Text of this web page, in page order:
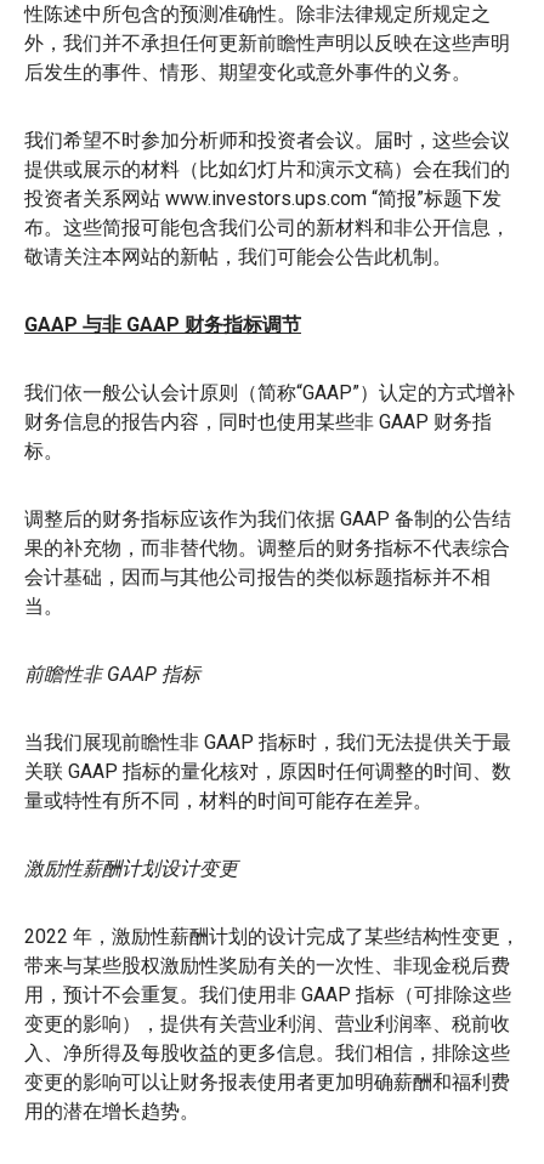
性陈述中所包含的预测准确性。除非法律规定所规定之
外，我们并不承担任何更新前瞻性声明以反映在这些声明
后发生的事件、情形、期望变化或意外事件的义务。
我们希望不时参加分析师和投资者会议。届时，这些会议
提供或展示的材料（比如幻灯片和演示文稿）会在我们的
投资者关系网站 www.investors.ups.com “简报”标题下发
布。这些简报可能包含我们公司的新材料和非公开信息，
敬请关注本网站的新帖，我们可能会公告此机制。
GAAP 与非 GAAP 财务指标调节
我们依一般公认会计原则（简称“GAAP”）认定的方式增补
财务信息的报告内容，同时也使用某些非 GAAP 财务指
标。
调整后的财务指标应该作为我们依据 GAAP 备制的公告结
果的补充物，而非替代物。调整后的财务指标不代表综合
会计基础，因而与其他公司报告的类似标题指标并不相
当。
前瞻性非 GAAP 指标
当我们展现前瞻性非 GAAP 指标时，我们无法提供关于最
关联 GAAP 指标的量化核对，原因时任何调整的时间、数
量或特性有所不同，材料的时间可能存在差异。
激励性薪酬计划设计变更
2022 年，激励性薪酬计划的设计完成了某些结构性变更，
带来与某些股权激励性奖励有关的一次性、非现金税后费
用，预计不会重复。我们使用非 GAAP 指标（可排除这些
变更的影响），提供有关营业利润、营业利润率、税前收
入、净所得及每股收益的更多信息。我们相信，排除这些
变更的影响可以让财务报表使用者更加明确薪酬和福利费
用的潜在增长趋势。